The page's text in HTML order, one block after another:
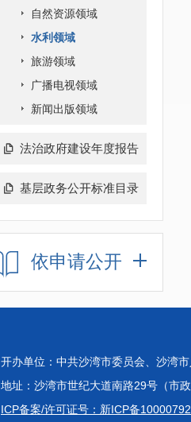
自然资源领域
水利领域
旅游领域
广播电视领域
新闻出版领域
法治政府建设年度报告
基层政务公开标准目录
依申请公开
开办单位：中共沙湾市委员会、沙
地址：沙湾市世纪大道南路29号（市
ICP备案/许可证号：新ICP备10000792